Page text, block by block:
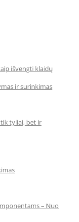
išvengti klaidų
ir surinkimas
tyliai, bet ir
– Nuo